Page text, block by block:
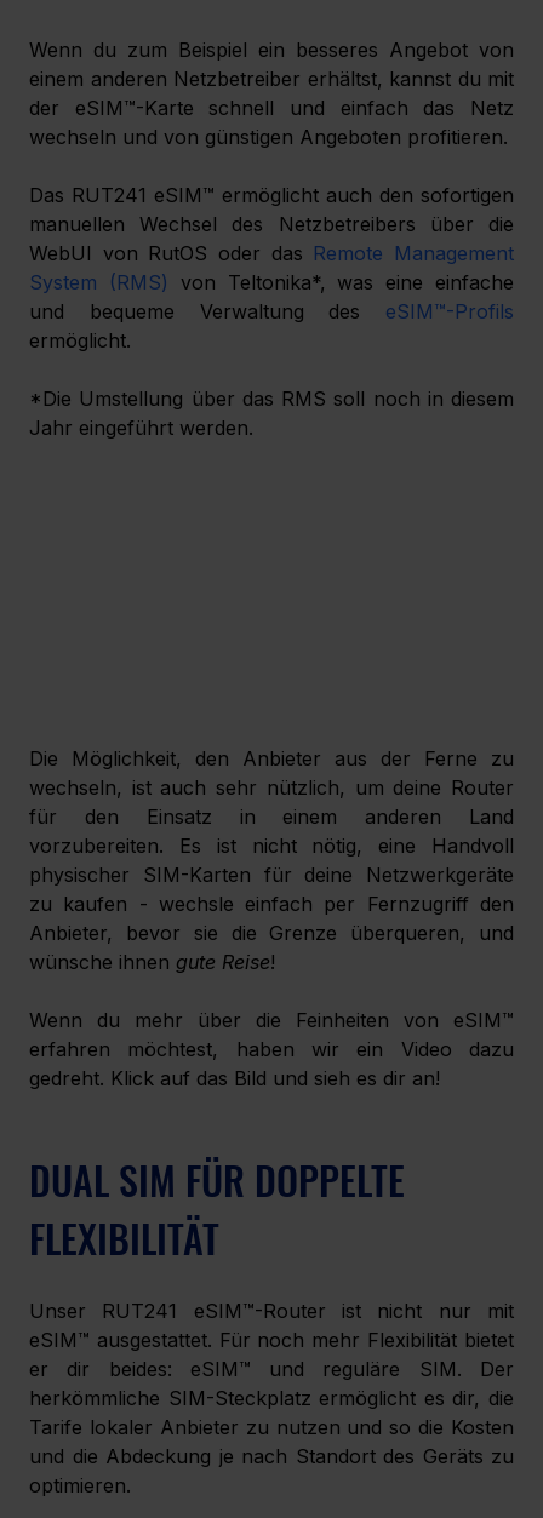
Wenn du zum Beispiel ein besseres Angebot von
einem anderen Netzbetreiber erhältst, kannst du mit
der eSIM™-Karte schnell und einfach das Netz
wechseln und von günstigen Angeboten profitieren.
Das RUT241 eSIM™ ermöglicht auch den sofortigen
manuellen Wechsel des Netzbetreibers über die
WebUI von RutOS oder das Remote Management
System (RMS) von Teltonika*, was eine einfache
und bequeme Verwaltung des eSIM™-Profils
ermöglicht.
*Die Umstellung über das RMS soll noch in diesem
Jahr eingeführt werden.
Die Möglichkeit, den Anbieter aus der Ferne zu
wechseln, ist auch sehr nützlich, um deine Router
für den Einsatz in einem anderen Land
vorzubereiten. Es ist nicht nötig, eine Handvoll
physischer SIM-Karten für deine Netzwerkgeräte
zu kaufen - wechsle einfach per Fernzugriff den
Anbieter, bevor sie die Grenze überqueren, und
wünsche ihnen gute Reise!
Wenn du mehr über die Feinheiten von eSIM™
erfahren möchtest, haben wir ein Video dazu
gedreht. Klick auf das Bild und sieh es dir an!
DUAL SIM FÜR DOPPELTE
FLEXIBILITÄT
Unser RUT241 eSIM™-Router ist nicht nur mit
eSIM™ ausgestattet. Für noch mehr Flexibilität bietet
er dir beides: eSIM™ und reguläre SIM. Der
herkömmliche SIM-Steckplatz ermöglicht es dir, die
Tarife lokaler Anbieter zu nutzen und so die Kosten
und die Abdeckung je nach Standort des Geräts zu
optimieren.